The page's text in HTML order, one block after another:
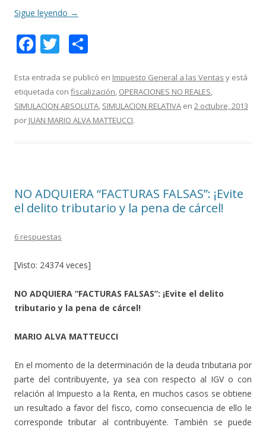
Sigue leyendo →
F
e
b
o
T
itt
er
m
p
ar
Esta entrada se publicó en Impuesto General a las Ventas y está
etiquetada con fiscalización, OPERACIONES NO REALES,
SIMULACION ABSOLUTA, SIMULACION RELATIVA en 2 octubre, 2013
por JUAN MARIO ALVA MATTEUCCI.
NO ADQUIERA “FACTURAS FALSAS”: ¡Evite
el delito tributario y la pena de cárcel!
6 respuestas
[Visto: 24374 veces]
NO ADQUIERA “FACTURAS FALSAS”: ¡Evite el delito
tributario y la pena de cárcel!
MARIO ALVA MATTEUCCI
En el momento de la determinación de la deuda tributaria por
parte del contribuyente, ya sea con respecto al IGV o con
relación al Impuesto a la Renta, en muchos casos se obtiene
un resultado a favor del fisco, como consecuencia de ello le
corresponde tributar al contribuyente. También se puede